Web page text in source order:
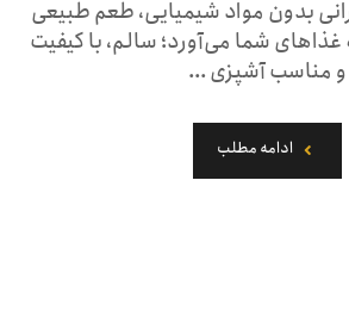
بدون مواد شیمیایی، طعم طبیعی
غذاهای شما می‌آورد؛ سالم، با کیفیت
و مناسب آشپزی ...
ادامه مطلب